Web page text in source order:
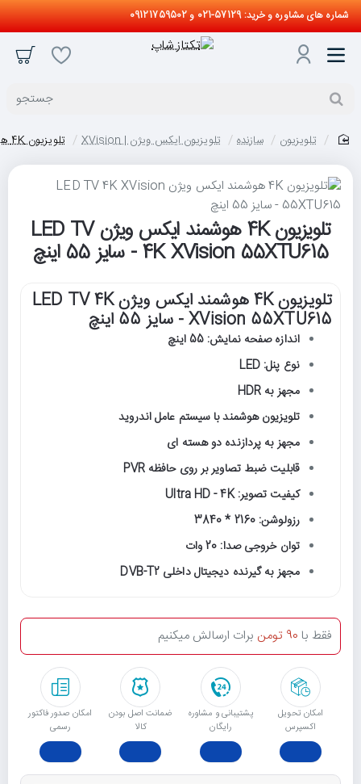
شماره های مشاوره و خرید: 57129-021 و 09121759502
جستجو
تلویزیون سازنده تلویزیون ایکس ویژن | XVision تلویزیون 4K هوشمند ایکس ویژن LED TV 4K XVision 55XTU615 - سایز 55 اینچ
تلویزیون 4K هوشمند ایکس ویژن LED TV
4K XVision 55XTU615 - سایز 55 اینچ
تلویزیون 4K هوشمند ایکس ویژن LED TV 4K
XVision 55XTU615 - سایز 55 اینچ
اندازه صفحه نمایش: 55 اینچ
نوع پنل: LED
مجهز به HDR
تلویزیون هوشمند با سیستم عامل اندروید
مجهز به پردازنده دو هسته ای
قابلیت ضبط تصاویر بر روی حافظه PVR
کیفیت تصویر: Ultra HD - 4K
رزولوشن: 2160 * 3840
توان خروجی صدا: 20 وات
مجهز به گیرنده دیجیتال داخلی DVB-T2
امکان تحویل
اکسپرس
پشتیبانی و مشاوره
رایگان
ﺿﻤﺎﻧﺖ اﺻﻞ ﺑﻮدن
ﮐﺎﻟﺎ
امکان صدور فاکتور
رسمی
فقط با 90 تومن برات ارسالش میکنیم